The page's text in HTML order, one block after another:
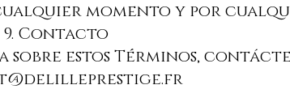
momento y por
9. Contacto
sobre estos Términos,